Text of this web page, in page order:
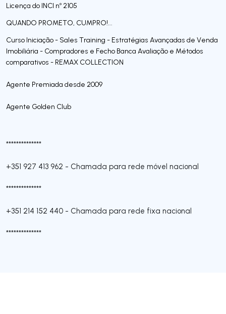
Licença do INCI nº 2105
QUANDO PROMETO, CUMPRO!...
Curso Iniciação - Sales Training - Estratégias Avançadas de Venda
Imobiliária - Compradores e Fecho Banca Avaliação e Métodos
comparativos - REMAX COLLECTION
Agente Premiada desde 2009
Agente Golden Club
**************
+351 927 413 962 - Chamada para rede móvel nacional
**************
+351 214 152 440 - Chamada para rede fixa nacional
**************